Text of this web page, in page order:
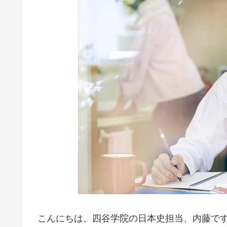
こんにちは、四谷学院の日本史担当、内藤で